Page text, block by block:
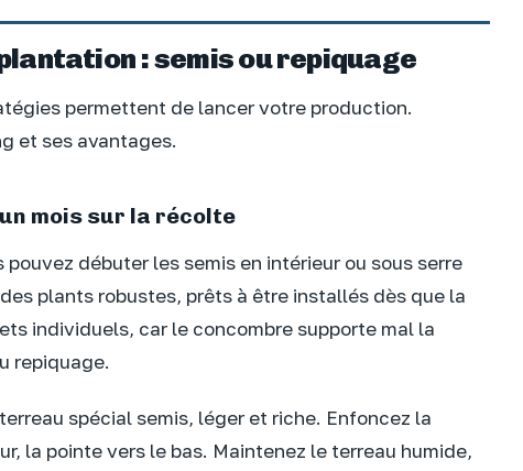
: semis ou repiquage
permettent de lancer votre production.
et ses avantages.
mois sur la récolte
pouvez débuter les semis en intérieur ou sous serre
plants robustes, prêts à être installés dès que la
individuels, car le concombre supporte mal la
repiquage.
spécial semis, léger et riche. Enfoncez la
la pointe vers le bas. Maintenez le terreau humide,